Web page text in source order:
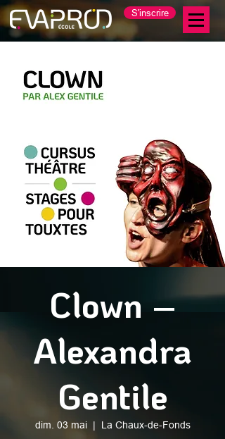
S'inscrire
Clown –
Alexandra
Gentile
dim. 03 mai
  |
La Chaux-de-Fonds